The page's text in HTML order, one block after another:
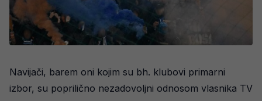
Navijači, barem oni kojim su bh. klubovi primarni
izbor, su poprilično nezadovoljni odnosom vlasnika TV